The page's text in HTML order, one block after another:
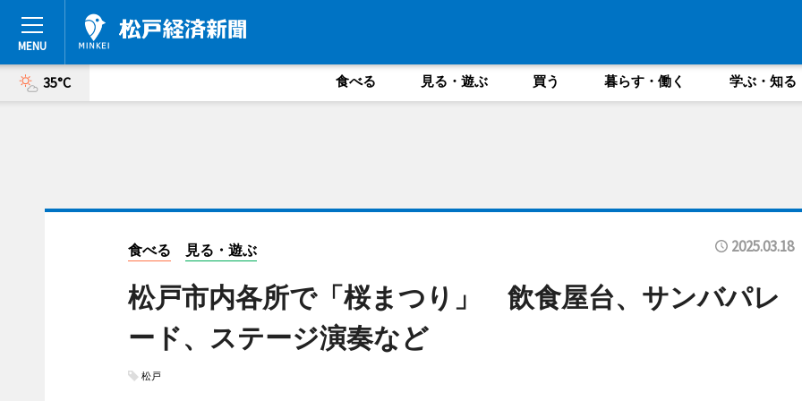
35°C 食べる 見る・遊ぶ 買う 暮らす・働く 学ぶ・知る
食べる 見る・遊ぶ 2025.03.18
松戸市内各所で「桜まつり」 飲食屋台、サンバパレ
ード、ステージ演奏など
松戸